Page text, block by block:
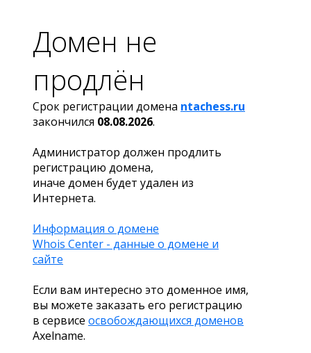
Домен не
продлён
Срок регистрации домена ntachess.ru
закончился 08.08.2026.
Администратор должен продлить
регистрацию домена,
иначе домен будет удален из
Интернета.
Информация о домене
Whois Center - данные о домене и
сайте
Если вам интересно это доменное имя,
вы можете заказать его регистрацию
в сервисе освобождающихся доменов
Axelname.